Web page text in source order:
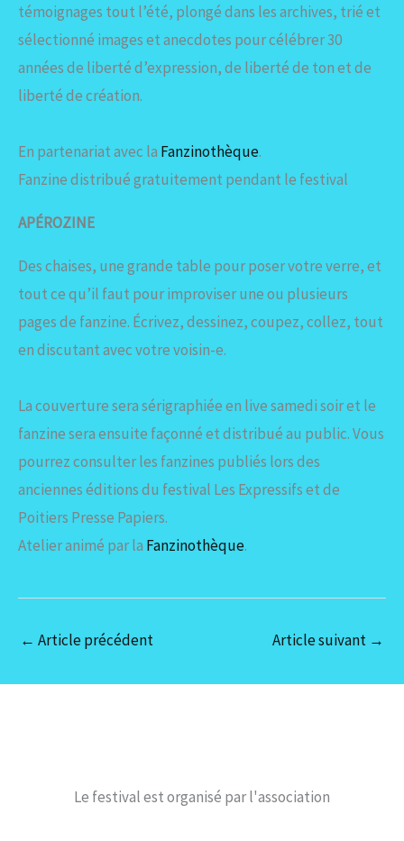
témoignages tout l’été, plongé dans les archives, trié et
sélectionné images et anecdotes pour célébrer 30
années de liberté d’expression, de liberté de ton et de
liberté de création.
En partenariat avec la Fanzinothèque.
Fanzine distribué gratuitement pendant le festival
APÉROZINE
Des chaises, une grande table pour poser votre verre, et
tout ce qu’il faut pour improviser une ou plusieurs
pages de fanzine. Écrivez, dessinez, coupez, collez, tout
en discutant avec votre voisin-e.
La couverture sera sérigraphiée en live samedi soir et le
fanzine sera ensuite façonné et distribué au public. Vous
pourrez consulter les fanzines publiés lors des
anciennes éditions du festival Les Expressifs et de
Poitiers Presse Papiers.
Atelier animé par la Fanzinothèque.
← Article précédent Article suivant →
Le festival est organisé par l'association